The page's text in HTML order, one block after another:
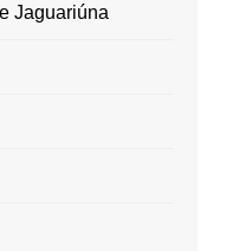
Jaguariúna